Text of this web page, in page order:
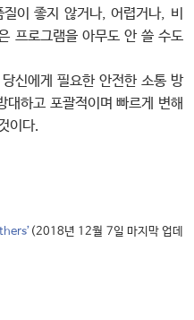
이 좋지 않거나, 어렵거나, 비
프로그램을 아무도 안 쓸 수도
신에게 필요한 안전한 소통 방
대하고 포괄적이며 빠르게 변해
이다.
(2018년 12월 7일 마지막 업데